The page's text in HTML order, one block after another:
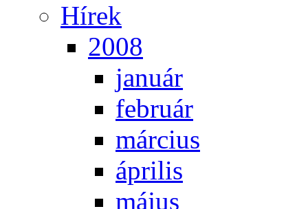
Hí­rek
2008
ja­nu­ár
feb­ru­ár
már­ci­us
áp­ri­lis
má­jus